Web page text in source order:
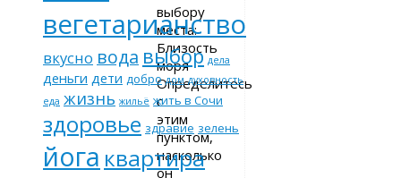
выбору
места:
Близость
моря
Определитесь
с
этим
пунктом,
насколько
он
вегетарианство
вкусно вода выбор дела
деньги дети добро дом духовность
еда жизнь жильё жить в Сочи
здоровье здравие зелень
йога квартира